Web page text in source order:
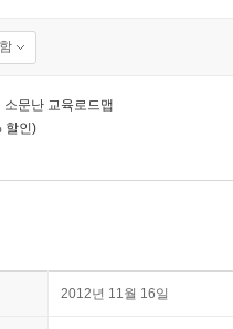
문난 교육로드맵
할인)
2012년 11월 16일